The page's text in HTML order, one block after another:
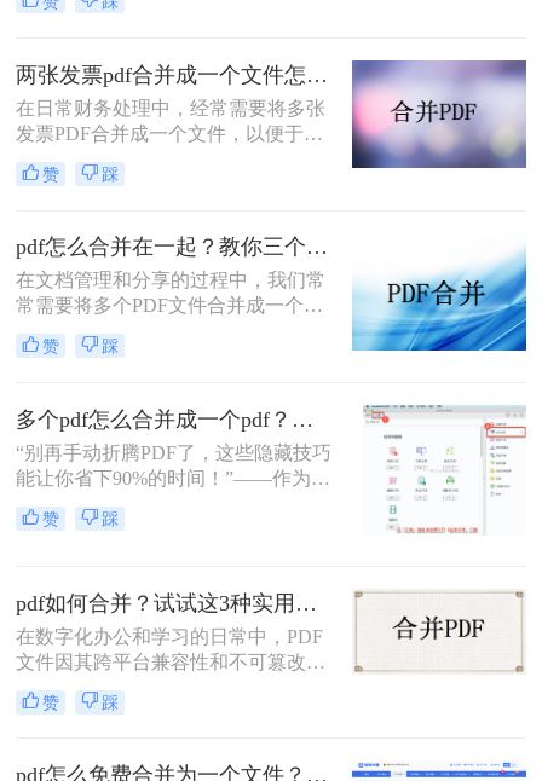
怎么合并到一起呢？本文将介绍三种
两张发票pdf合并成一个文件怎么弄？掌握这3种方法轻松合并！
在日常财务处理中，经常需要将多张
发票PDF合并成一个文件，以便于归
档、分享或打印。那么两张发票pdf合
并成一个文件怎么弄呢？本文将介绍
的方法。
赞 踩
pdf怎么合并在一起？教你三个好用办法！
在文档管理和分享的过程中，我们常
常需要将多个PDF文件合并成一个单
一的文件，以简化发送、存储或打印
的过程。无论是为了创建综合报告、
握pdf怎么合并在一起是一项非常实用
的技能。本文将介绍三种不同的PDF
合并方法。
赞 踩
多个pdf怎么合并成一个pdf？小编亲测高效方法大公开！
“别再手动折腾PDF了，这些隐藏技巧
能让你省下90%的时间！”——作为从
事电脑办公软件测评多年的博主，小
编经常收到读者关于PDF合并的求
方法，帮你解决操作繁琐、安全隐忧
等核心困扰。那么多个pdf怎么合并成
一个pdf呢？本文基于真实测试和数
用技能。
赞 踩
pdf如何合并？试试这3种实用合并方法！
在数字化办公和学习的日常中，PDF
文件因其跨平台兼容性和不可篡改性
而广受欢迎。然而，当需要处理多个
PDF文件时，将它们合并成一个文件
并呢？本文将介绍三种合并PDF文件
赞 踩
pdf怎么免费合并为一个文件？五种免费合并方法详解！